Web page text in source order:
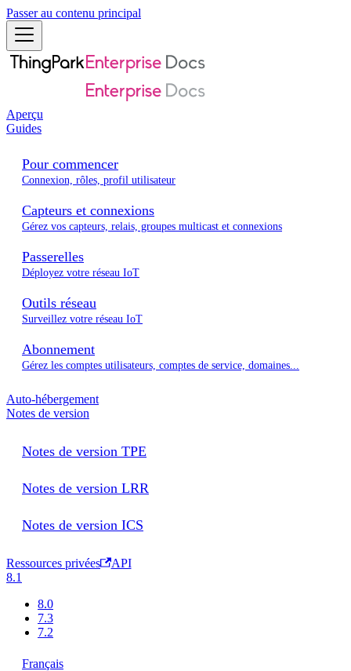
Passer au contenu principal
Aperçu
Guides
Pour commencer
Connexion, rôles, profil utilisateur
Capteurs et connexions
Gérez vos capteurs, relais, groupes multicast et connexions
Passerelles
Déployez votre réseau IoT
Outils réseau
Surveillez votre réseau IoT
Abonnement
Gérez les comptes utilisateurs, comptes de service, domaines...
Auto-hébergement
Notes de version
Notes de version TPE
Notes de version LRR
Notes de version ICS
Ressources privées
API
8.1
8.0
7.3
7.2
Français